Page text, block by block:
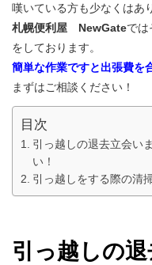
嘆いている方も少なくはあ
札幌便利屋 NewGateでは
をしております。
簡単な作業ですと出張費を
まずはご相談ください！
目次
引っ越しの退去立会い
い！
引っ越しをする際の清
引っ越しの